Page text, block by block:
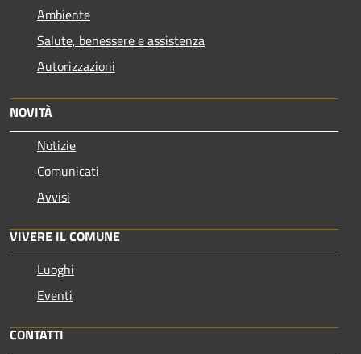
Ambiente
Salute, benessere e assistenza
Autorizzazioni
NOVITÀ
Notizie
Comunicati
Avvisi
VIVERE IL COMUNE
Luoghi
Eventi
CONTATTI